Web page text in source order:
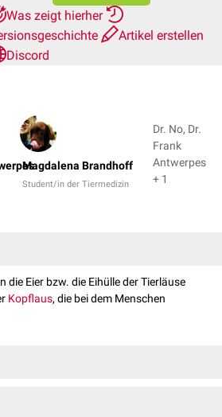
Was zeigt hierher
Artikel erstellen
Discord
Magdalena Brandhoff
Student/in der Tiermedizin
Dr. No, Dr.
Frank
Antwerpes
+ 1
die Eier bzw. die Eihülle der Tierläuse
Kopflaus, die bei dem Menschen
bloßem Auge als kleine Körnchen am Haar